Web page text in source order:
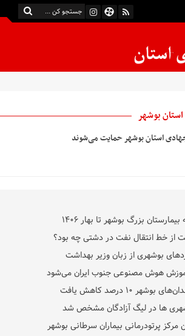
بوشهر
استان بوشهر حمایت می‌شوند
بزرگ بوشهر تا بهار ۱۴۰۶
خط انتقال نفت در دشتی چه بود؟
بوشهری از زبان وزیر بهداشت
هوش مصنوعی جنوب ایران می‌شود
۱۰ درصد کاهش یافت
ها در لیگ آزادگان مشخص شد
پرتودرمانی بیماران سرطانی بوشهر